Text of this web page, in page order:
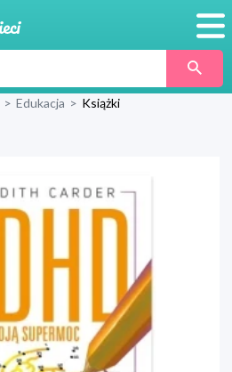
Produkty
Blog
> Edukacja > Książki